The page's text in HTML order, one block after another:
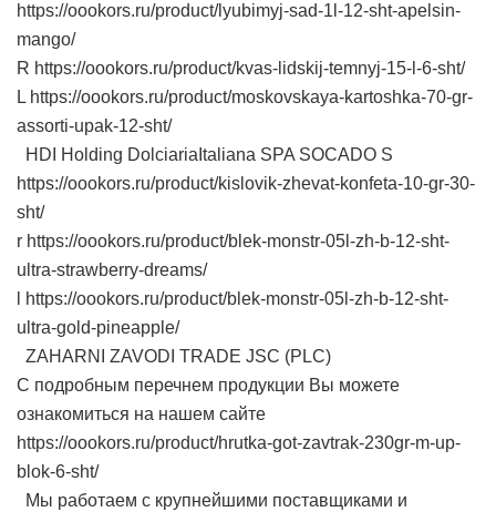
https://oookors.ru/product/lyubimyj-sad-1l-12-sht-apelsin-
mango/
R https://oookors.ru/product/kvas-lidskij-temnyj-15-l-6-sht/
L https://oookors.ru/product/moskovskaya-kartoshka-70-gr-
assorti-upak-12-sht/
HDI Holding DolciariaItaliana SPA SOCADO S
https://oookors.ru/product/kislovik-zhevat-konfeta-10-gr-30-
sht/
r https://oookors.ru/product/blek-monstr-05l-zh-b-12-sht-
ultra-strawberry-dreams/
l https://oookors.ru/product/blek-monstr-05l-zh-b-12-sht-
ultra-gold-pineapple/
ZAHARNI ZAVODI TRADE JSC (PLC)
С подробным перечнем продукции Вы можете
ознакомиться на нашем сайте
https://oookors.ru/product/hrutka-got-zavtrak-230gr-m-up-
blok-6-sht/
Мы работаем с крупнейшими поставщиками и